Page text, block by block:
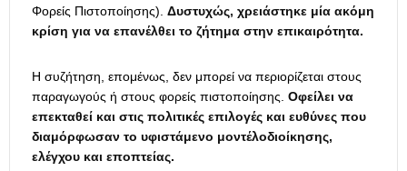
Φορείς Πιστοποίησης). Δυστυχώς, χρειάστηκε μία ακόμη
κρίση για να επανέλθει το ζήτημα στην επικαιρότητα.
Η συζήτηση, επομένως, δεν μπορεί να περιορίζεται στους
παραγωγούς ή στους φορείς πιστοποίησης. Οφείλει να
επεκταθεί και στις πολιτικές επιλογές και ευθύνες που
διαμόρφωσαν το υφιστάμενο μοντέλοδιοίκησης,
ελέγχου και εποπτείας.